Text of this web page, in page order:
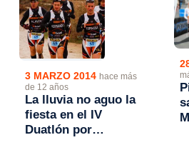
3 MARZO 2014 hace más
de 12 años
La lluvia no aguo la
fiesta en el IV
Duatlón por